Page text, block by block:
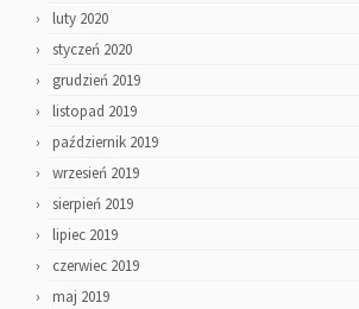
luty 2020
styczeń 2020
grudzień 2019
listopad 2019
październik 2019
wrzesień 2019
sierpień 2019
lipiec 2019
czerwiec 2019
maj 2019